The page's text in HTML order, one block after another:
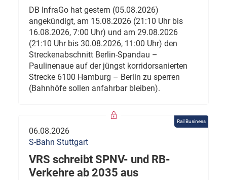
DB InfraGo hat gestern (05.08.2026)
angekündigt, am 15.08.2026 (21:10 Uhr bis
16.08.2026, 7:00 Uhr) und am 29.08.2026
(21:10 Uhr bis 30.08.2026, 11:00 Uhr) den
Streckenabschnitt Berlin-Spandau –
Paulinenaue auf der jüngst korridorsanierten
Strecke 6100 Hamburg – Berlin zu sperren
(Bahnhöfe sollen anfahrbar bleiben).
Rail Business
06.08.2026
S-Bahn Stuttgart
VRS schreibt SPNV- und RB-
Verkehre ab 2035 aus